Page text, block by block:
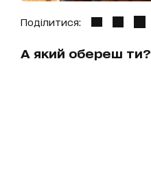
Поділитися:
А який обереш ти?